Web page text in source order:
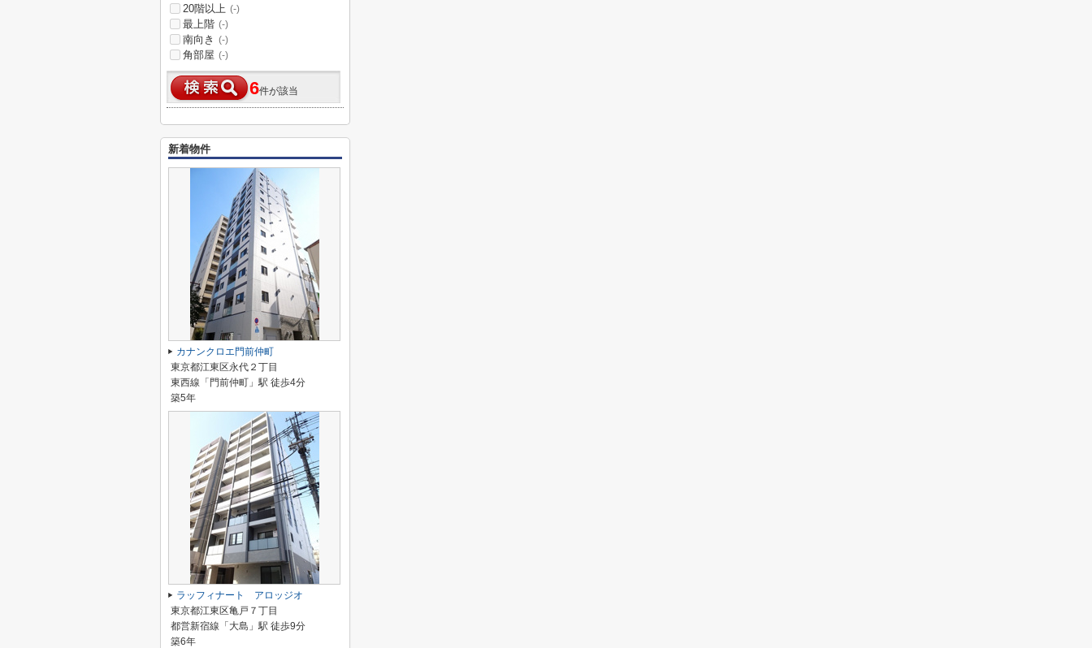
20階以上 (-)
最上階 (-)
南向き (-)
角部屋 (-)
6件が該当
新着物件
カナンクロエ門前仲町
東京都江東区永代２丁目
東西線「門前仲町」駅 徒歩4分
築5年
ラッフィナート アロッジオ
東京都江東区亀戸７丁目
都営新宿線「大島」駅 徒歩9分
築6年